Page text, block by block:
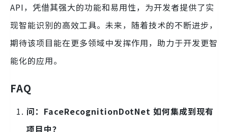
API，凭借其强大的功能和易用性，为开发者提供了实
现智能识别的高效工具。未来，随着技术的不断进步，
期待该项目能在更多领域中发挥作用，助力于开发更智
能化的应用。
FAQ
问：FaceRecognitionDotNet 如何集成到现有
项目中？